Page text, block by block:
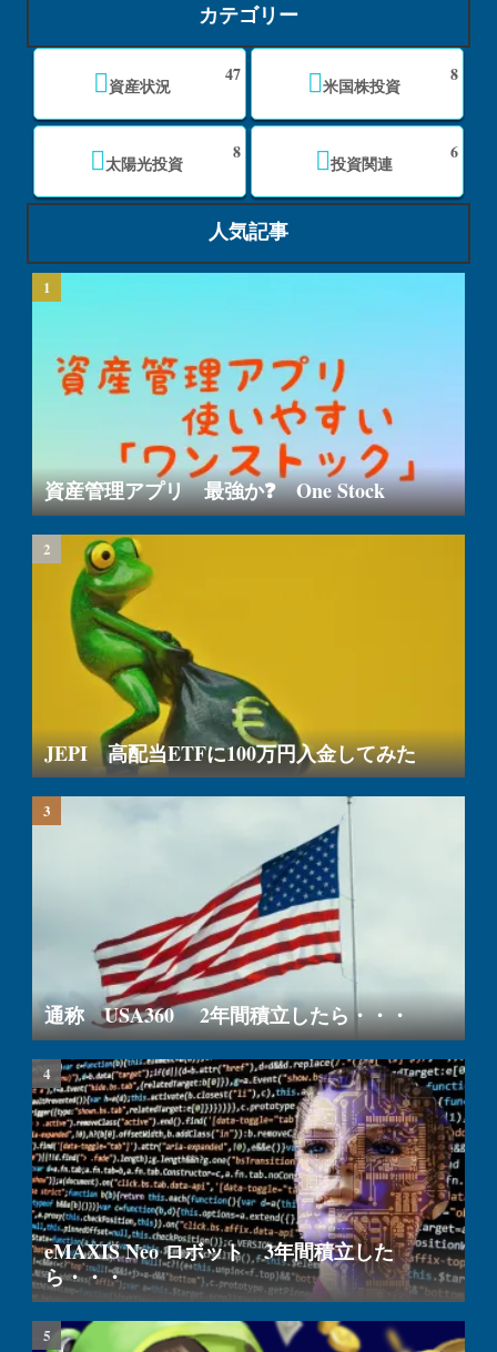
カテゴリー
資産状況
47
米国株投資
8
太陽光投資
8
投資関連
6
人気記事
資産管理アプリ 最強か❓ One Stock
JEPI 高配当ETFに100万円入金してみた
通称 USA360 2年間積立したら・・・
eMAXIS Neo ロボット 3年間積立した
ら・・・